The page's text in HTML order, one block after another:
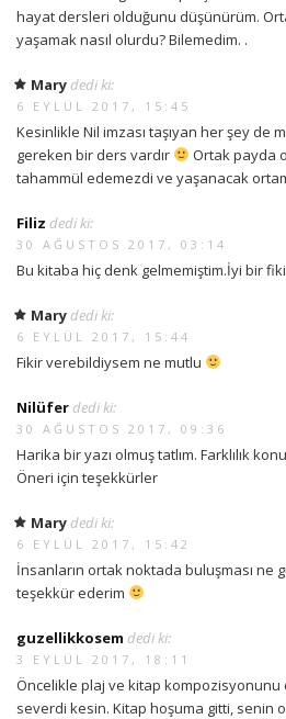
hayat dersleri olduğunu düşünürüm.
yaşamak nasıl olurdu? Bilemedim. .
Mary dedi ki:
6 EYLÜL 2017, 15:45
Kesinlikle Nil imzası taşıyan her şey de
gereken bir ders vardır
Ortak payda
tahammül edemezdi ve yaşanacak
Filiz dedi ki:
30 AĞUSTOS 2017, 03:14
Bu kitaba hiç denk gelmemiştim.İyi bir
Mary dedi ki:
6 EYLÜL 2017, 15:44
Fikir verebildiysem ne mutlu
Nilüfer dedi ki:
30 AĞUSTOS 2017, 09:36
Harika bir yazı olmuş tatlım. Farklılık
Öneri için teşekkürler
Mary dedi ki:
6 EYLÜL 2017, 15:42
İnsanların ortak noktada buluşması ne
teşekkür ederim
guzellikkosem dedi ki:
3 EYLÜL 2017, 18:11
Öncelikle plaj ve kitap kompozisyonunu
severdi kesin. Kitap hoşuma gitti, senin